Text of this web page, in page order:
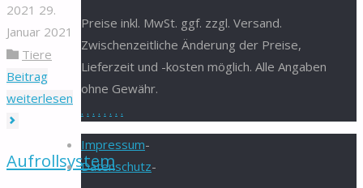
2021 29.
Januar 2021
Tiere
Beitrag
weiterlesen "Hofleine"
Aufrollsystem
Preise inkl. MwSt. ggf. zzgl. Versand.
Zwischenzeitliche Änderung der Preise,
Lieferzeit und -kosten möglich. Alle Angaben
ohne Gewähr.
. . . . . . . .
Impressum-
Datenschutz-